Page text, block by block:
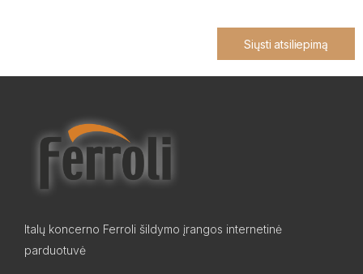
Siųsti atsiliepimą
Italų koncerno Ferroli šildymo įrangos internetinė
parduotuvė